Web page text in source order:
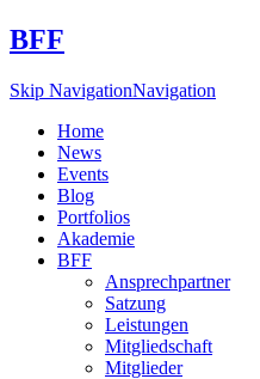
BFF
Skip NavigationNavigation
Home
News
Events
Blog
Portfolios
Akademie
BFF
Ansprechpartner
Satzung
Leistungen
Mitgliedschaft
Mitglieder